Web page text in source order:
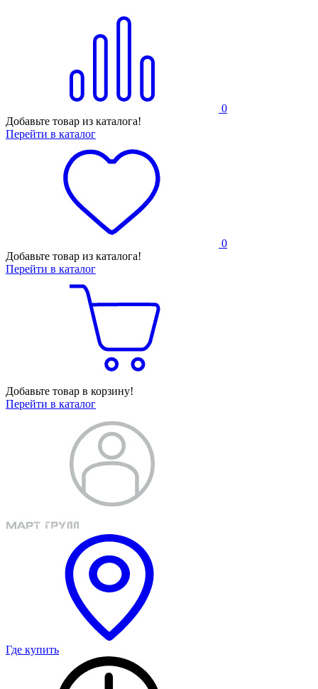
0
Добавьте товар из каталога!
Перейти в каталог
0
Добавьте товар из каталога!
Перейти в каталог
Добавьте товар в корзину!
Перейти в каталог
Где купить